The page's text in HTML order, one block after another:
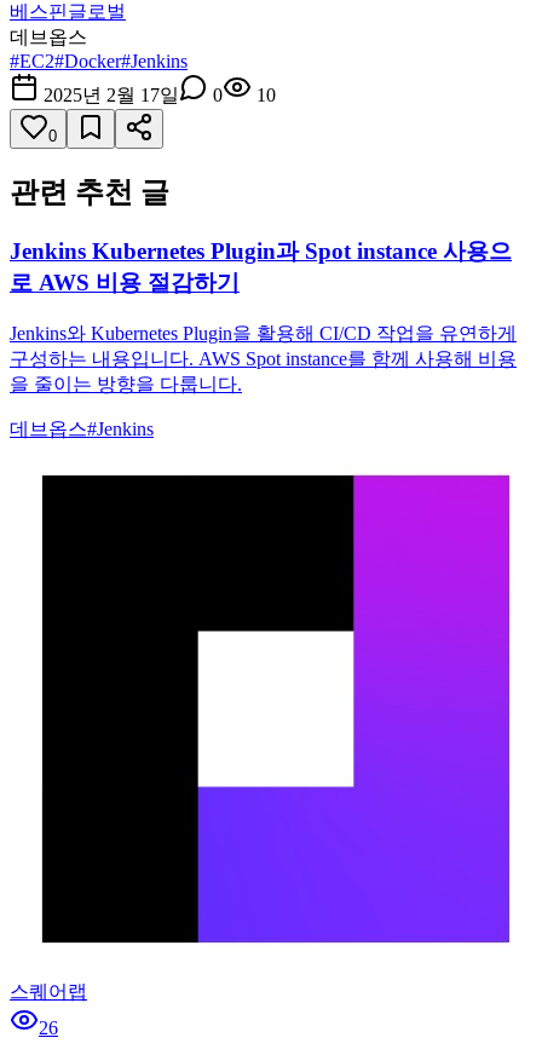
베스핀글로벌
데브옵스
#EC2#Docker#Jenkins
2025년 2월 17일
0 10
0
관련 추천 글
Jenkins Kubernetes Plugin과 Spot instance 사용으
로 AWS 비용 절감하기
Jenkins와 Kubernetes Plugin을 활용해 CI/CD 작업을 유연하게
구성하는 내용입니다. AWS Spot instance를 함께 사용해 비용
을 줄이는 방향을 다룹니다.
데브옵스#Jenkins
스퀘어랩
26